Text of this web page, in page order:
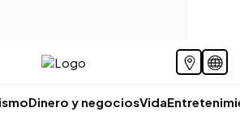
Dinero y negociosVida